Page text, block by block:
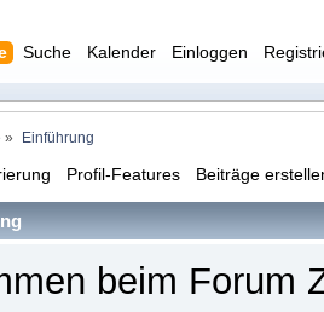
Suche Kalender Einloggen
» Einführung
Profil-Features Beiträge
beim Forum